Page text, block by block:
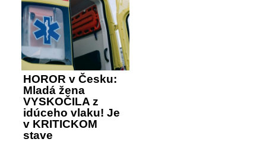
HOROR v Česku:
Mladá žena
VYSKOČILA z
idúceho vlaku! Je
v KRITICKOM
stave